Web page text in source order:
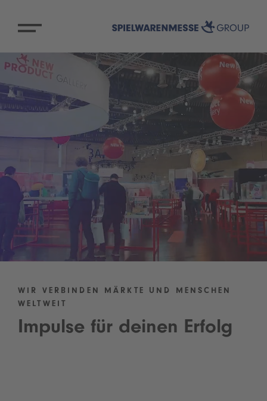
WIR VERBINDEN MÄRKTE UND MENSCHEN
WELTWEIT
Impulse für deinen Erfolg